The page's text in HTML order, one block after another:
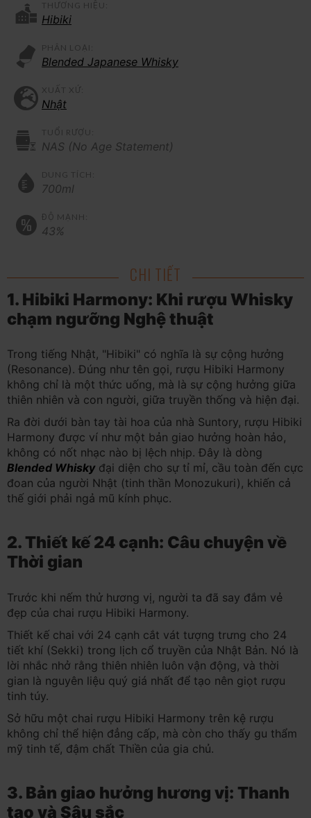
THƯƠNG HIỆU:
Hibiki
PHÂN LOẠI:
Blended Japanese Whisky
XUẤT XỨ:
Nhật
TUỔI RƯỢU:
NAS (No Age Statement)
DUNG TÍCH:
700ml
ĐỘ MẠNH:
43%
CHI TIẾT
1. Hibiki Harmony: Khi rượu Whisky
chạm ngưỡng Nghệ thuật
Trong tiếng Nhật, "Hibiki" có nghĩa là sự cộng hưởng
(Resonance). Đúng như tên gọi, rượu Hibiki Harmony
không chỉ là một thức uống, mà là sự cộng hưởng giữa
thiên nhiên và con người, giữa truyền thống và hiện đại.
Ra đời dưới bàn tay tài hoa của nhà Suntory, rượu Hibiki
Harmony được ví như một bản giao hưởng hoàn hảo,
không có nốt nhạc nào bị lệch nhịp. Đây là dòng
Blended Whiskyđại diện cho sự tỉ mỉ, cầu toàn đến cực
đoan của người Nhật (tinh thần Monozukuri), khiến cả
thế giới phải ngả mũ kính phục.
2. Thiết kế 24 cạnh: Câu chuyện về
Thời gian
Trước khi nếm thử hương vị, người ta đã say đắm vẻ
đẹp của chai rượu Hibiki Harmony.
Thiết kế chai với 24 cạnh cắt vát tượng trưng cho 24
tiết khí (Sekki) trong lịch cổ truyền của Nhật Bản. Nó là
lời nhắc nhở rằng thiên nhiên luôn vận động, và thời
gian là nguyên liệu quý giá nhất để tạo nên giọt rượu
tinh túy.
Sở hữu một chai rượu Hibiki Harmony trên kệ rượu
không chỉ thể hiện đẳng cấp, mà còn cho thấy gu thẩm
mỹ tinh tế, đậm chất Thiền của gia chủ.
3. Bản giao hưởng hương vị: Thanh
tao và Sâu sắc